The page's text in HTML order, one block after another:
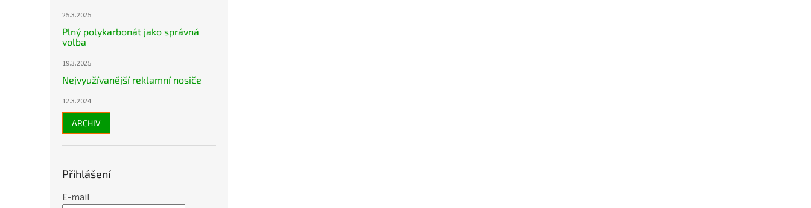
25.3.2025
Plný polykarbonát jako správná
volba
19.3.2025
Nejvyužívanější reklamní nosiče
12.3.2024
ARCHIV
Přihlášení
E-mail